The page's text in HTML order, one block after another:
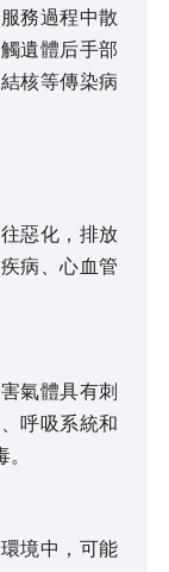
務過程中散
遺體后手部
核等傳染病
惡化，排放
病、心血管
氣體具有刺
呼吸系統和
境中，可能